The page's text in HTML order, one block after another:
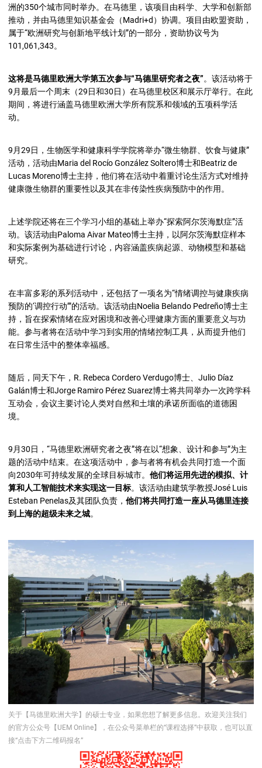
洲的350个城市同时举办。在马德里，该项目由科学、大学和创新部
推动，并由马德里知识基金会（Madri+d）协调。项目由欧盟资助，
属于“欧洲研究与创新地平线计划”的一部分，资助协议号为
101,061,343。
这将是马德里欧洲大学第五次参与“马德里研究者之夜”。该活动将于
9月最后一个周末（29日和30日）在马德里校区和展示厅举行。在此
期间，将进行涵盖马德里欧洲大学所有院系和领域的五项科学活
动。
9月29日，生物医学和健康科学学院将举办“微生物群、饮食与健康”
活动，活动由Maria del Rocío González Soltero博士和Beatriz de
Lucas Moreno博士主持，他们将在活动中着重讨论生活方式对维持
健康微生物群的重要性以及其在非传染性疾病预防中的作用。
上述学院还将在三个学习小组的基础上举办“探索阿尔茨海默症”活
动。该活动由Paloma Aivar Mateo博士主持，以阿尔茨海默症样本
和实际案例为基础进行讨论，内容涵盖疾病起源、动物模型和基础
研究。
在丰富多彩的系列活动中，还包括了一项名为“情绪调控与健康疾病
预防的‘调控行动’”的活动。该活动由Noelia Belando Pedreño博士主
持，旨在探索情绪在应对困境和改善心理健康方面的重要意义与功
能。参与者将在活动中学习到实用的情绪控制工具，从而提升他们
在日常生活中的整体幸福感。
随后，同天下午，R. Rebeca Cordero Verdugo博士、Julio Díaz
Galán博士和Jorge Ramiro Pérez Suarez博士将共同举办一次跨学科
互动会，会议主要讨论人类对自然和土壤的承诺所面临的道德困
境。
9月30日，“马德里欧洲研究者之夜”将在以“想象、设计和参与”为主
题的活动中结束。在这项活动中，参与者将有机会共同打造一个面
向2030年可持续发展的全球目标城市。他们将运用先进的模拟、计
算和人工智能技术来实现这一目标。该活动由建筑学教授José Luis
Esteban Penelas及其团队负责，他们将共同打造一座从马德里连接
到上海的超级未来之城。
关于【马德里欧洲大学】的硕士专业，如果您想了解更多信息。欢迎关注我们
的官方公众号【UEM Online】，在公众号菜单栏的“课程选择”中获取，也可以直
接“点击下方二维码报名”